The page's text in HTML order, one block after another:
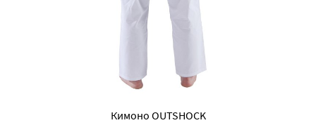
Кимоно OUTSHOCK